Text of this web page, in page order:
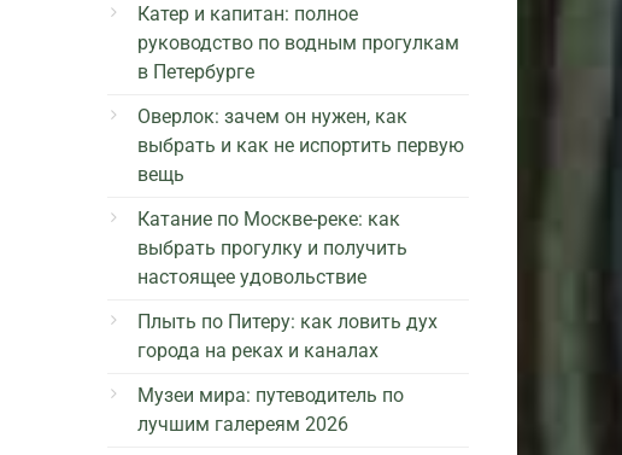
Катер и капитан: полное
руководство по водным прогулкам
в Петербурге
Оверлок: зачем он нужен, как
выбрать и как не испортить первую
вещь
Катание по Москве-реке: как
выбрать прогулку и получить
настоящее удовольствие
Плыть по Питеру: как ловить дух
города на реках и каналах
Музеи мира: путеводитель по
лучшим галереям 2026